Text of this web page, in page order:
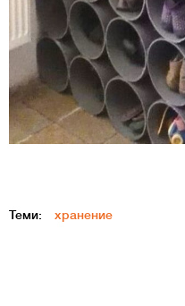
Теми: хранение